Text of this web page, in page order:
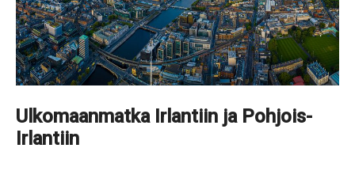
Ulkomaanmatka Irlantiin ja Pohjois-
Irlantiin